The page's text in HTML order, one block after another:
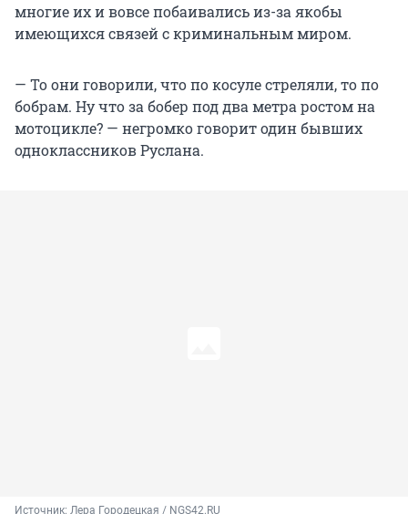
многие их и вовсе побаивались из-за якобы
имеющихся связей с криминальным миром.
— То они говорили, что по косуле стреляли, то по
бобрам. Ну что за бобер под два метра ростом на
мотоцикле? — негромко говорит один бывших
одноклассников Руслана.
Источник: Лера Городецкая / NGS42.RU